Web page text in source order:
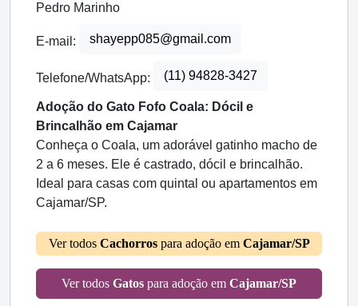
Pedro Marinho
E-mail: shayepp085@gmail.com
Telefone/WhatsApp: (11) 94828-3427
Adoção do Gato Fofo Coala: Dócil e
Brincalhão em Cajamar
Conheça o Coala, um adorável gatinho macho de
2 a 6 meses. Ele é castrado, dócil e brincalhão.
Ideal para casas com quintal ou apartamentos em
Cajamar/SP.
Ver todos Cachorrospara adoção em Cajamar/SP
Ver todos Gatos para adoção em Cajamar/SP